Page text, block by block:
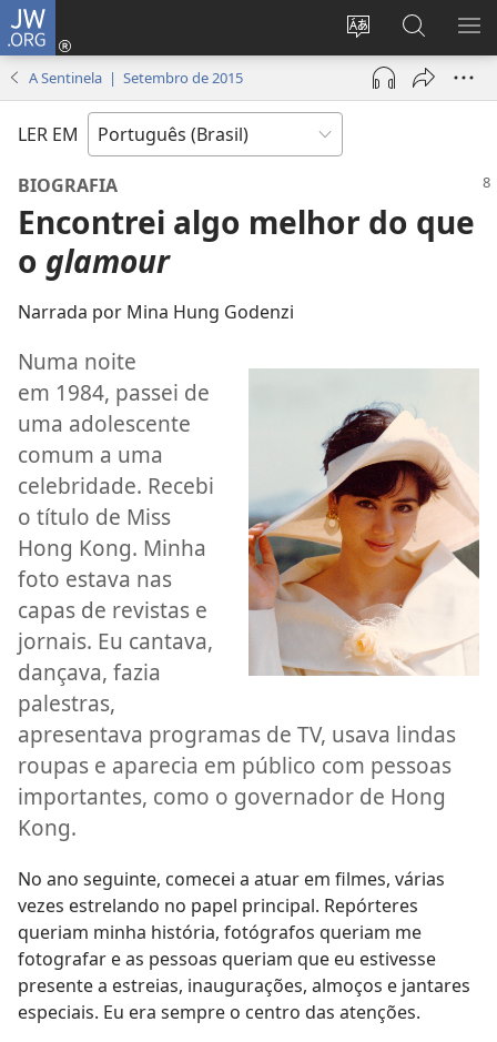
JW.ORG
Mudar
idioma
Log
(abre
janela)
Buscar
no
JW.ORG
A Sentinela | Setembro de 2015
LER EM
BIOGRAFIA
Encontrei algo melhor do que
o glamour
Narrada por Mina Hung Godenzi
Numa noite
em 1984, passei de
uma adolescente
comum a uma
celebridade. Recebi
o título de Miss
Hong Kong. Minha
foto estava nas
capas de revistas e
jornais. Eu cantava,
dançava, fazia
palestras,
apresentava programas de TV, usava lindas
roupas e aparecia em público com pessoas
importantes, como o governador de Hong
Kong.
No ano seguinte, comecei a atuar em filmes, várias
vezes estrelando no papel principal. Repórteres
queriam minha história, fotógrafos queriam me
fotografar e as pessoas queriam que eu estivesse
presente a estreias, inaugurações, almoços e jantares
especiais. Eu era sempre o centro das atenções.